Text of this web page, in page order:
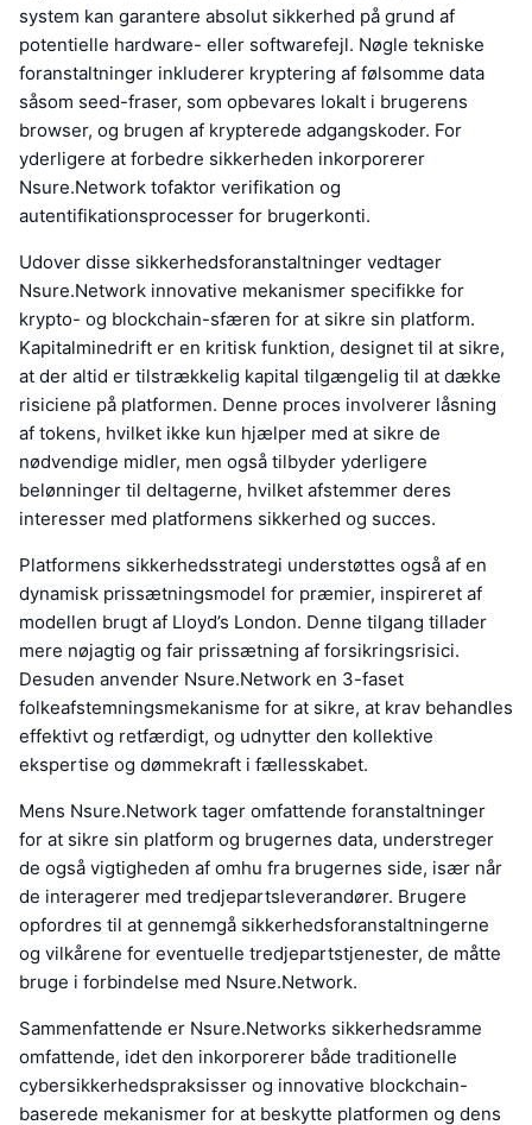
system kan garantere absolut sikkerhed på grund af
potentielle hardware- eller softwarefejl. Nøgle tekniske
foranstaltninger inkluderer kryptering af følsomme data
såsom seed-fraser, som opbevares lokalt i brugerens
browser, og brugen af krypterede adgangskoder. For
yderligere at forbedre sikkerheden inkorporerer
Nsure.Network tofaktor verifikation og
autentifikationsprocesser for brugerkonti.
Udover disse sikkerhedsforanstaltninger vedtager
Nsure.Network innovative mekanismer specifikke for
krypto- og blockchain-sfæren for at sikre sin platform.
Kapitalminedrift er en kritisk funktion, designet til at sikre,
at der altid er tilstrækkelig kapital tilgængelig til at dække
risiciene på platformen. Denne proces involverer låsning
af tokens, hvilket ikke kun hjælper med at sikre de
nødvendige midler, men også tilbyder yderligere
belønninger til deltagerne, hvilket afstemmer deres
interesser med platformens sikkerhed og succes.
Platformens sikkerhedsstrategi understøttes også af en
dynamisk prissætningsmodel for præmier, inspireret af
modellen brugt af Lloyd’s London. Denne tilgang tillader
mere nøjagtig og fair prissætning af forsikringsrisici.
Desuden anvender Nsure.Network en 3-faset
folkeafstemningsmekanisme for at sikre, at krav behandles
effektivt og retfærdigt, og udnytter den kollektive
ekspertise og dømmekraft i fællesskabet.
Mens Nsure.Network tager omfattende foranstaltninger
for at sikre sin platform og brugernes data, understreger
de også vigtigheden af omhu fra brugernes side, især når
de interagerer med tredjepartsleverandører. Brugere
opfordres til at gennemgå sikkerhedsforanstaltningerne
og vilkårene for eventuelle tredjepartstjenester, de måtte
bruge i forbindelse med Nsure.Network.
Sammenfattende er Nsure.Networks sikkerhedsramme
omfattende, idet den inkorporerer både traditionelle
cybersikkerhedspraksisser og innovative blockchain-
baserede mekanismer for at beskytte platformen og dens